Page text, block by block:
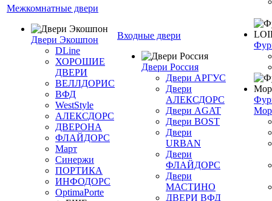
Межкомнатные двери
Двери Экошпон
DLine
ХОРОШИЕ
ДВЕРИ
ВЕЛЛДОРИС
ВФД
WestStyle
АЛЕКСДОРС
ДВЕРОНА
ФЛАЙДОРС
Март
Синержи
ПОРТИКА
ИНФОДОРС
OptimaPorte
Входные двери
Двери Россия
Двери АРГУС
Двери
АЛЕКСДОРС
Двери AGAT
Двери BOST
Двери
URBAN
Двери
ФЛАЙДОРС
Двери
МАСТИНО
ДВЕРИ ВФД